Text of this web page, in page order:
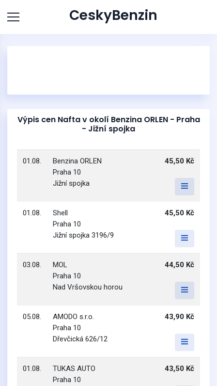
CeskyBenzin
Výpis cen Nafta v okolí Benzina ORLEN - Praha
- Jižní spojka
01.08.
Benzina ORLEN
Praha 10
Jižní spojka
45,50 Kč
01.08.
Shell
Praha 10
Jižní spojka 3196/9
45,50 Kč
03.08.
MOL
Praha 10
Nad Vršovskou horou
44,50 Kč
05.08.
AMODO s.r.o.
Praha 10
Dřevčická 626/12
43,90 Kč
01.08.
TUKAS AUTO
Praha 10
43,50 Kč